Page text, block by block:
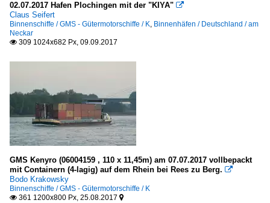
02.07.2017 Hafen Plochingen mit der "KIYA" 
Claus Seifert
Binnenschiffe / GMS - Gütermotorschiffe / K, Binnenhäfen / Deutschland / am
Neckar
 309 1024x682 Px, 09.09.2017
GMS Kenyro (06004159 , 110 x 11,45m) am 07.07.2017 vollbepackt
mit Containern (4-lagig) auf dem Rhein bei Rees zu Berg. 
Bodo Krakowsky
Binnenschiffe / GMS - Gütermotorschiffe / K
 361 1200x800 Px, 25.08.2017 